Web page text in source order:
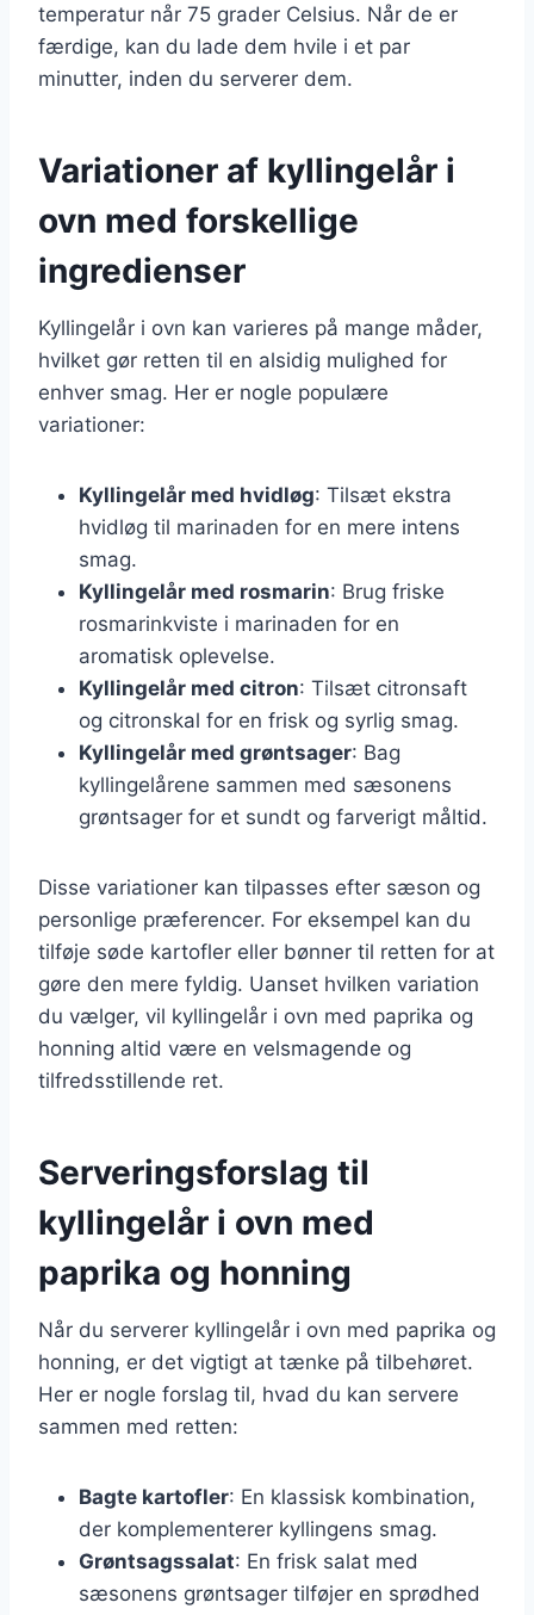
temperatur når 75 grader Celsius. Når de er
færdige, kan du lade dem hvile i et par
minutter, inden du serverer dem.
Variationer af kyllingelår i
ovn med forskellige
ingredienser
Kyllingelår i ovn kan varieres på mange måder,
hvilket gør retten til en alsidig mulighed for
enhver smag. Her er nogle populære
variationer:
Kyllingelår med hvidløg: Tilsæt ekstra
hvidløg til marinaden for en mere intens
smag.
Kyllingelår med rosmarin: Brug friske
rosmarinkviste i marinaden for en
aromatisk oplevelse.
Kyllingelår med citron: Tilsæt citronsaft
og citronskal for en frisk og syrlig smag.
Kyllingelår med grøntsager: Bag
kyllingelårene sammen med sæsonens
grøntsager for et sundt og farverigt måltid.
Disse variationer kan tilpasses efter sæson og
personlige præferencer. For eksempel kan du
tilføje søde kartofler eller bønner til retten for at
gøre den mere fyldig. Uanset hvilken variation
du vælger, vil kyllingelår i ovn med paprika og
honning altid være en velsmagende og
tilfredsstillende ret.
Serveringsforslag til
kyllingelår i ovn med
paprika og honning
Når du serverer kyllingelår i ovn med paprika og
honning, er det vigtigt at tænke på tilbehøret.
Her er nogle forslag til, hvad du kan servere
sammen med retten:
Bagte kartofler: En klassisk kombination,
der komplementerer kyllingens smag.
Grøntsagssalat: En frisk salat med
sæsonens grøntsager tilføjer en sprødhed